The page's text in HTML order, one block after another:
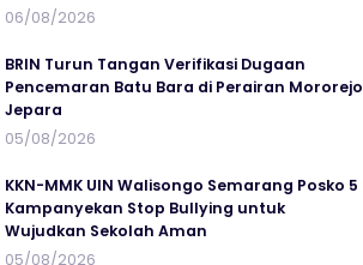
06/08/2026
BRIN Turun Tangan Verifikasi Dugaan
Pencemaran Batu Bara di Perairan Mororejo
Jepara
05/08/2026
KKN-MMK UIN Walisongo Semarang Posko 5
Kampanyekan Stop Bullying untuk
Wujudkan Sekolah Aman
05/08/2026